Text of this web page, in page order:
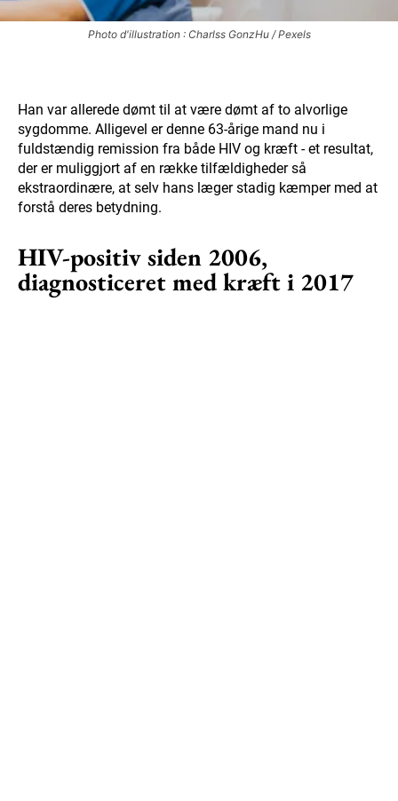
Photo d'illustration : Charlss GonzHu / Pexels
Han var allerede dømt til at være dømt af to alvorlige
sygdomme. Alligevel er denne 63-årige mand nu i
fuldstændig remission fra både HIV og kræft - et resultat,
der er muliggjort af en række tilfældigheder så
ekstraordinære, at selv hans læger stadig kæmper med at
forstå deres betydning.
HIV-positiv siden 2006,
diagnosticeret med kræft i 2017